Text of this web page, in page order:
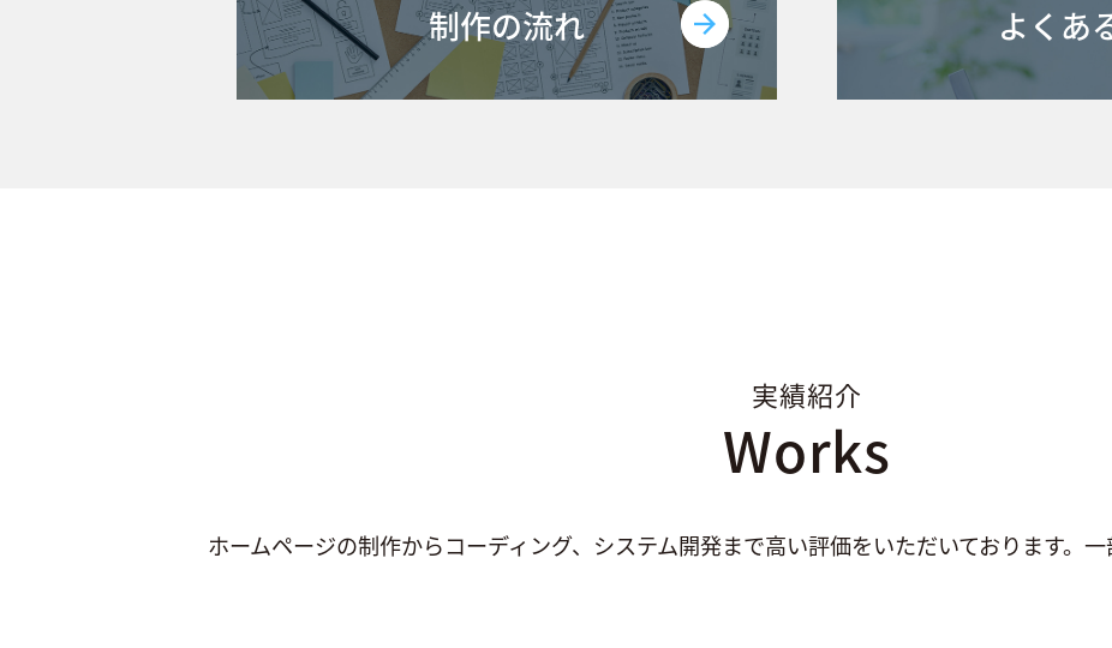
制作の流れ よくあ
実績紹介
Works
ホームページの制作からコーディング、システム開発まで高い評価をいただいております。一